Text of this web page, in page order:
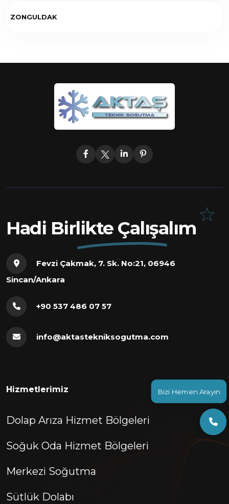
Bizi Hemen Arayın
ZONGULDAK
Hadi Birlikte Çalışalım
Fevzi Çakmak, 7. Sk. No:21, 06946
Sincan/Ankara
+90 537 486 07 57
info@aktastekniksogutma.com
Hizmetlerimiz
Dolap Arıza Hizmet Bölgeleri
Soğuk Oda Hizmet Bölgeleri
Merkezi Soğutma
Sütlük Dolabı